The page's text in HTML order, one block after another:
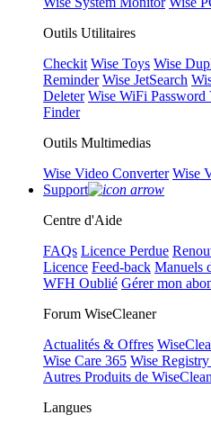
Outils Utilitaires
Checkit Wise Toys Wise
Reminder Wise JetSearch
Deleter Wise WiFi Password
Finder
Outils Multimedias
Wise Video Converter Wise
Support
Centre d'Aide
FAQs Licence Perdue
Licence Feed-back Manuels
WFH Oublié Gérer mon
Forum WiseCleaner
Actualités & Offres
Wise Care 365 Wise
Autres Produits de
Langues